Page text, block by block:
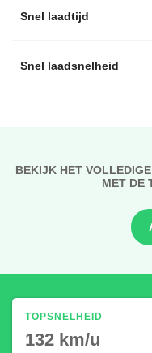
Snel laadtijd
Snel laadsnelheid
BEKIJK HET
MET DE
TOPSNELHEID
132 km/u